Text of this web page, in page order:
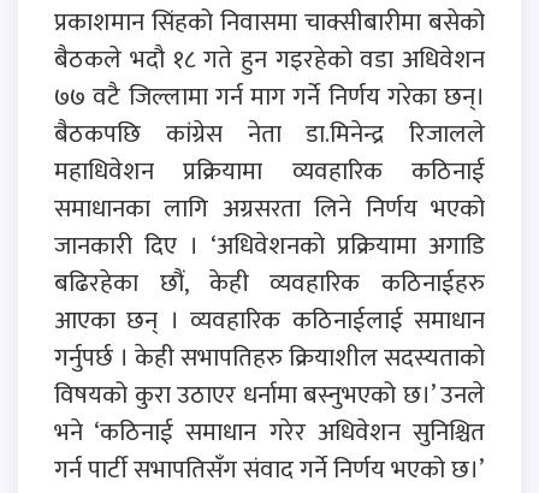
प्रकाशमान सिंहको निवासमा चाक्सीबारीमा बसेको
बैठकले भदौ १८ गते हुन गइरहेको वडा अधिवेशन
७७ वटै जिल्लामा गर्न माग गर्ने निर्णय गरेका छन्।
बैठकपछि कांग्रेस नेता डा.मिनेन्द्र रिजालले
महाधिवेशन प्रक्रियामा व्यवहारिक कठिनाई
समाधानका लागि अग्रसरता लिने निर्णय भएको
जानकारी दिए । ‘अधिवेशनको प्रक्रियामा अगाडि
बढिरहेका छौं, केही व्यवहारिक कठिनाईहरु
आएका छन् । व्यवहारिक कठिनाईलाई समाधान
गर्नुपर्छ । केही सभापतिहरु क्रियाशील सदस्यताको
विषयको कुरा उठाएर धर्नामा बस्नुभएको छ।’ उनले
भने ‘कठिनाई समाधान गरेर अधिवेशन सुनिश्चित
गर्न पार्टी सभापतिसँग संवाद गर्ने निर्णय भएको छ।’